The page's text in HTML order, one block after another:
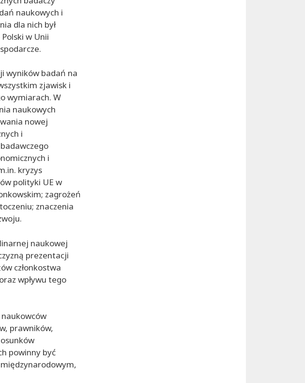
naukowych i
dla nich był
w Unii
wyników badań na
zjawisk i
wymiarach. W
naukowych
nowej
i
i
kryzys
polityki UE w
zagrożeń
znaczenia
naukowej
prezentacji
członkostwa
wpływu tego
prawników,
powinny być
międzynarodowym,